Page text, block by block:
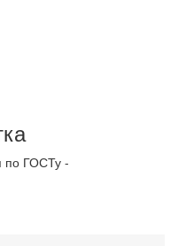
по ГОСТу -